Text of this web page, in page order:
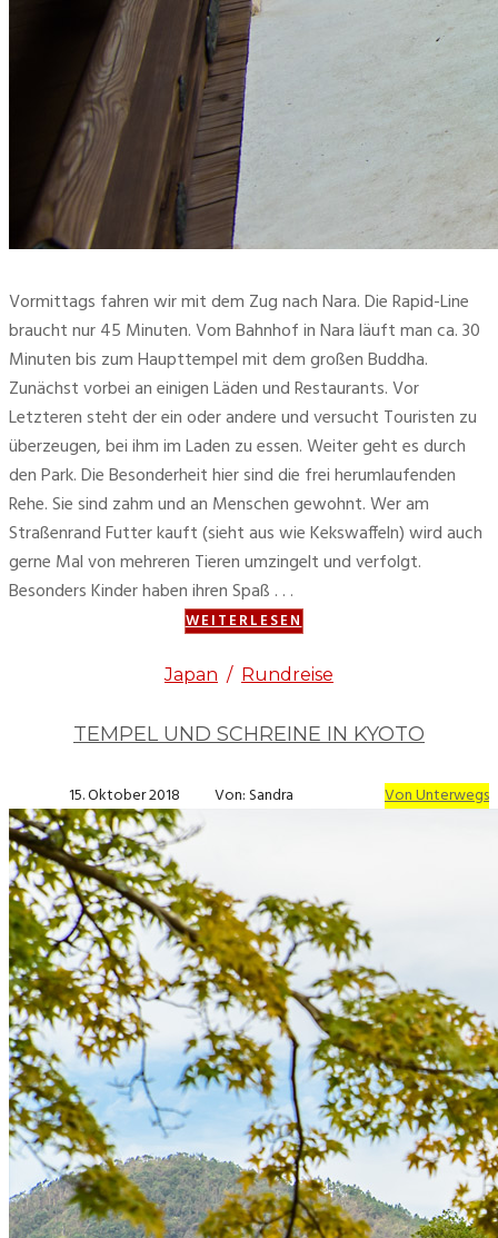
Vormittags fahren wir mit dem Zug nach Nara. Die Rapid-Line
braucht nur 45 Minuten. Vom Bahnhof in Nara läuft man ca. 30
Minuten bis zum Haupttempel mit dem großen Buddha.
Zunächst vorbei an einigen Läden und Restaurants. Vor
Letzteren steht der ein oder andere und versucht Touristen zu
überzeugen, bei ihm im Laden zu essen. Weiter geht es durch
den Park. Die Besonderheit hier sind die frei herumlaufenden
Rehe. Sie sind zahm und an Menschen gewohnt. Wer am
Straßenrand Futter kauft (sieht aus wie Kekswaffeln) wird auch
gerne Mal von mehreren Tieren umzingelt und verfolgt.
Besonders Kinder haben ihren Spaß . . .
WEITERLESEN
Japan / Rundreise
TEMPEL UND SCHREINE IN KYOTO
15. Oktober 2018 Von: Sandra Von Unterwegs